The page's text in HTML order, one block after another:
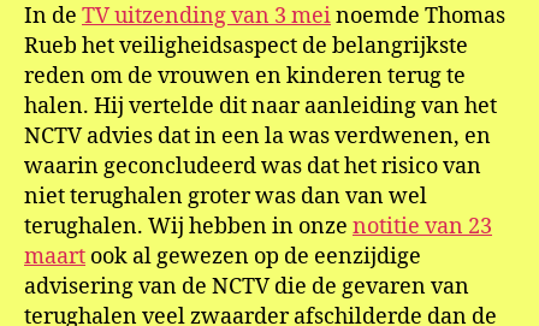
het
In de TV uitzending van 3 meinoemde Thomas
Rueb het veiligheidsaspect de belangrijkste
reden om de vrouwen en kinderen terug te
halen. Hij vertelde dit naar aanleiding van het
NCTV advies dat in een la was verdwenen, en
waarin geconcludeerd was dat het risico van
niet terughalen groter was dan van wel
terughalen. Wij hebben in onze notitie van 23
maart ook al gewezen op de eenzijdige
advisering van de NCTV die de gevaren van
terughalen veel zwaarder afschilderde dan de